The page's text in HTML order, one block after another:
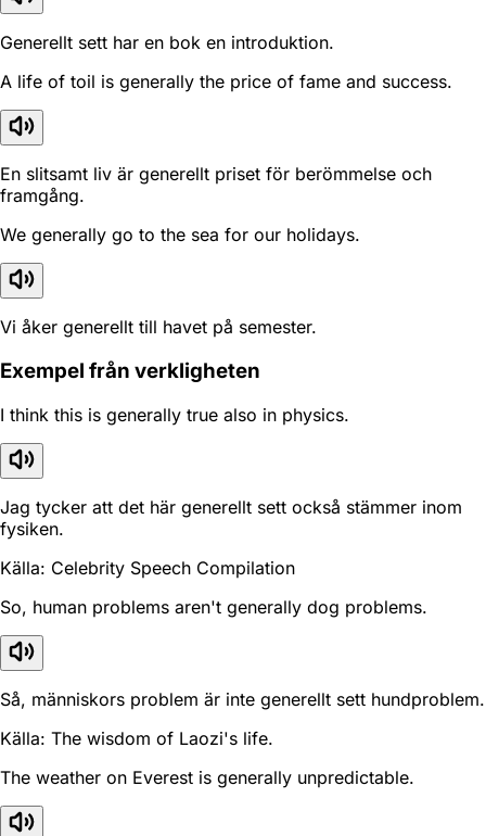
Generellt sett har en bok en introduktion.
A life of toil is generally the price of fame and success.
En slitsamt liv är generellt priset för berömmelse och
framgång.
We generally go to the sea for our holidays.
Vi åker generellt till havet på semester.
Exempel från verkligheten
I think this is generally true also in physics.
Jag tycker att det här generellt sett också stämmer inom
fysiken.
Källa: Celebrity Speech Compilation
So, human problems aren't generally dog problems.
Så, människors problem är inte generellt sett hundproblem.
Källa: The wisdom of Laozi's life.
The weather on Everest is generally unpredictable.